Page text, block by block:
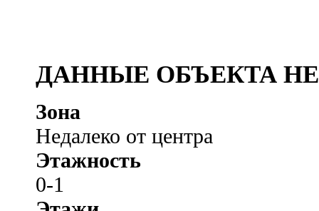
ДАННЫЕ ОБЪЕКТА
Зона
Недалеко от центра
Этажность
0-1